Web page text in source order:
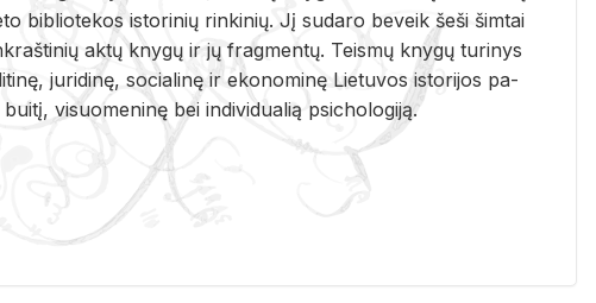
bi­b­lio­te­kos is­to­ri­nių rin­ki­nių. Jį su­da­ro be­veik šeši šim­tai
aktų kny­gų ir jų frag­men­tų. Teis­mų kny­gų tu­ri­nys
ju­ri­di­nę, so­cia­li­nę ir eko­no­mi­nę Lie­tu­vos is­to­ri­jos pa­
vi­suo­me­ni­nę bei in­di­vi­dua­lią psi­cho­lo­gi­ją.